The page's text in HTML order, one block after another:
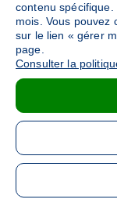
contenu
mois. Vous pouvez
sur le lien « gérer
page.
Consulter la